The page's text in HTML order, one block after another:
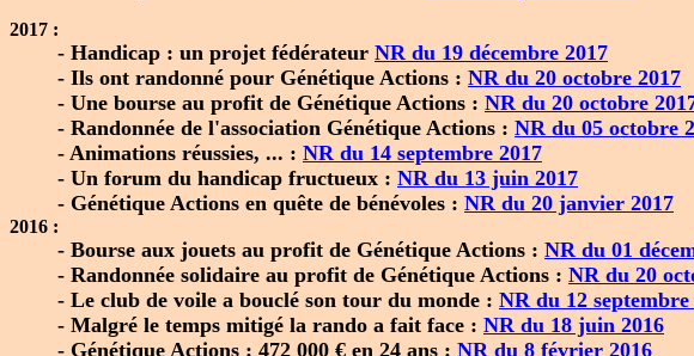
2017 :
- Handicap : un projet fédérateur NR du 19 décembre 2017
- Ils ont randonné pour Génétique Actions : NR du 20 octobre 2017
- Une bourse au profit de Génétique Actions : NR du 20 octobre
- Randonnée de l'association Génétique Actions : NR du 05 octobre
- Animations réussies, ... : NR du 14 septembre 2017
- Un forum du handicap fructueux : NR du 13 juin 2017
- Génétique Actions en quête de bénévoles : NR du 20 janvier 2017
2016 :
- Bourse aux jouets au profit de Génétique Actions : NR du 01
- Randonnée solidaire au profit de Génétique Actions : NR du 20
- Le club de voile a bouclé son tour du monde : NR du 12 septembre
- Malgré le temps mitigé la rando a fait face : NR du 18 juin 2016
- Génétique Actions : 472 000 € en 24 ans : NR du 8 février 2016